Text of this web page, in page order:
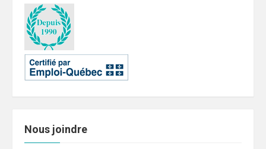
Nous joindre